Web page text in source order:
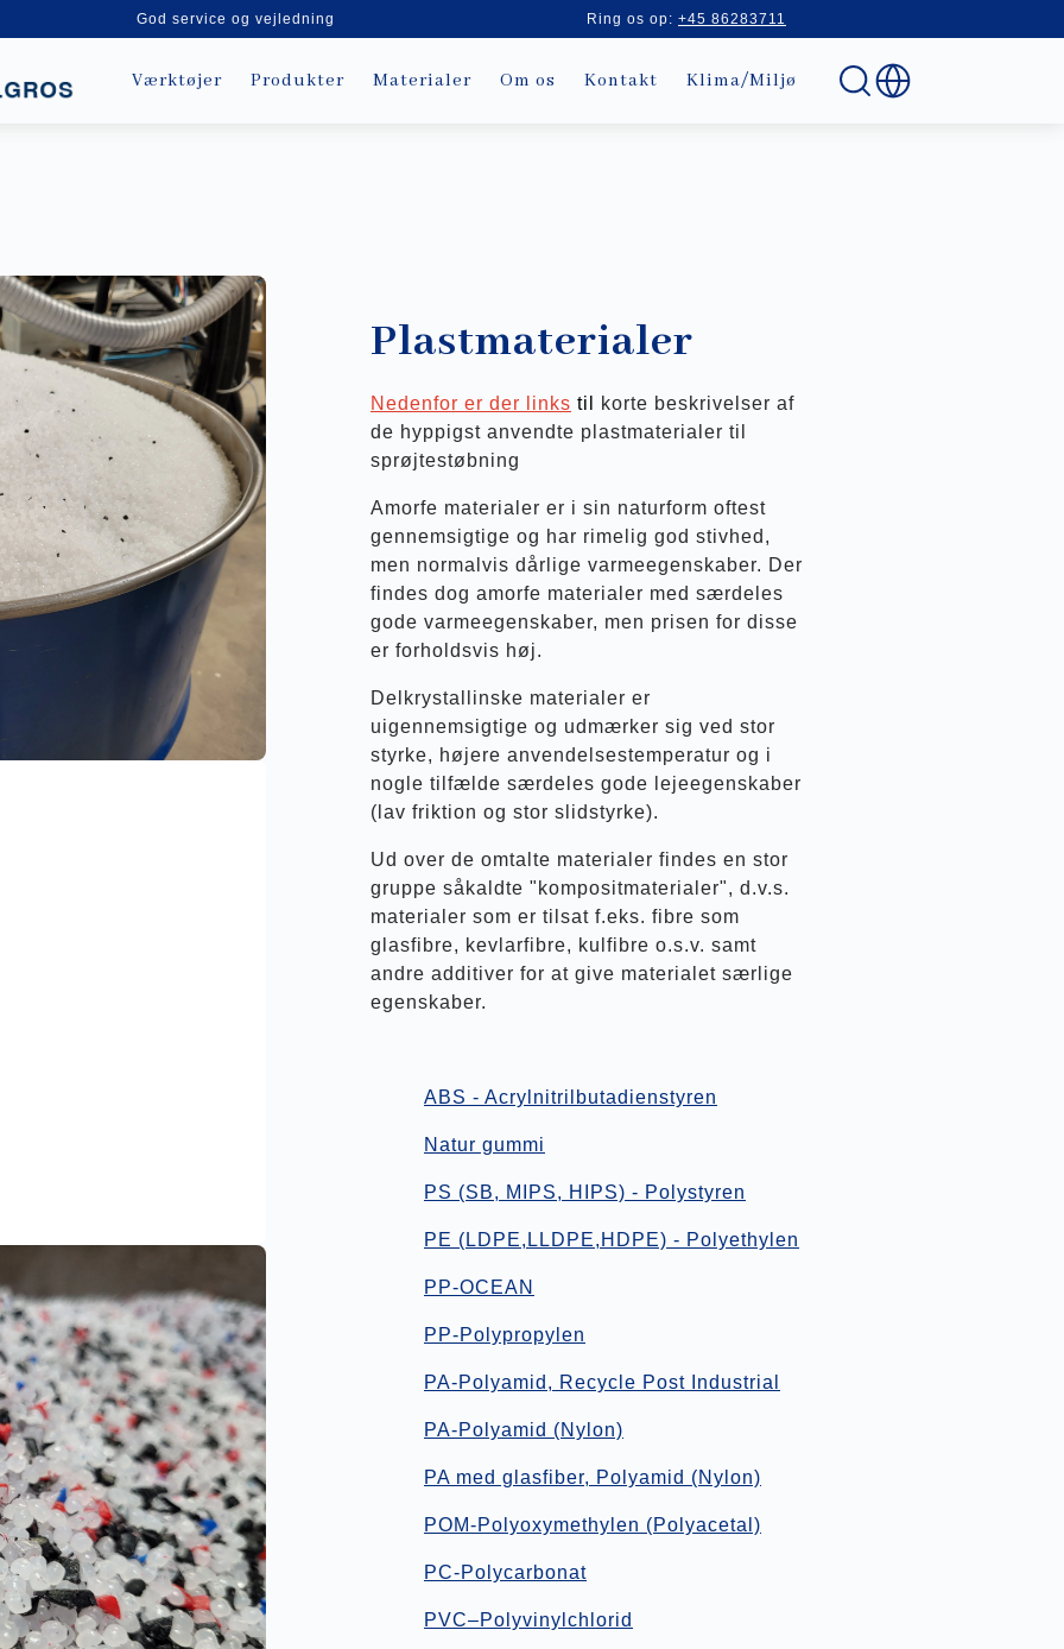
God service og vejledning Ring os op: +45 86283711
Værktøjer Produkter Materialer Om os Kontakt Klima/Miljø
Plastmaterialer
Nedenfor er der links til
korte beskrivelser af
de hyppigst anvendte plastmaterialer til
sprøjtestøbning
Amorfe materialer er i sin naturform oftest
gennemsigtige og har rimelig god stivhed,
men normalvis dårlige varmeegenskaber. Der
findes dog amorfe materialer med særdeles
gode varmeegenskaber, men prisen for disse
er forholdsvis høj.
Delkrystallinske materialer er
uigennemsigtige og udmærker sig ved stor
styrke, højere anvendelsestemperatur og i
nogle tilfælde særdeles gode lejeegenskaber
(lav friktion og stor slidstyrke).
Ud over de omtalte materialer findes en stor
gruppe såkaldte "kompositmaterialer", d.v.s.
materialer som er tilsat f.eks. fibre som
glasfibre, kevlarfibre, kulfibre o.s.v. samt
andre additiver for at give materialet særlige
egenskaber.
ABS - Acrylnitrilbutadienstyren
Natur gummi
PS (SB, MIPS, HIPS) - Polystyren
PE (LDPE,LLDPE,HDPE) - Polyethylen
PP-OCEAN
PP-Polypropylen
PA-Polyamid, Recycle Post Industrial
PA-Polyamid (Nylon)
PA med glasfiber, Polyamid (Nylon)
POM-Polyoxymethylen (Polyacetal)
PC-Polycarbonat
PVC–Polyvinylchlorid